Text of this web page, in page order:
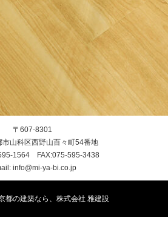
〒607-8301
市山科区西野山百々町54番地
1564 FAX:075-595-3438
info@mi-ya-bi.co.jp
都の建築なら、株式会社 雅建設